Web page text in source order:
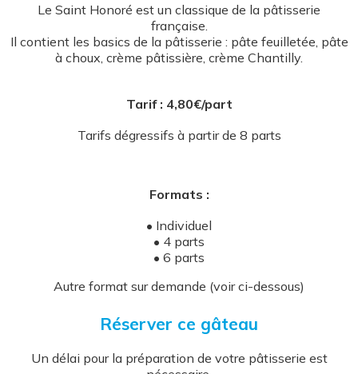
Le Saint Honoré est un classique de la pâtisserie
française.
Il contient les basics de la pâtisserie : pâte feuilletée, pâte
à choux, crème pâtissière, crème Chantilly.
Tarif : 4,80€/part
Tarifs dégressifs à partir de 8 parts
Formats :
• Individuel
• 4 parts
• 6 parts
Autre format sur demande (voir ci-dessous)
Réserver ce gâteau
Un délai pour la préparation de votre pâtisserie est